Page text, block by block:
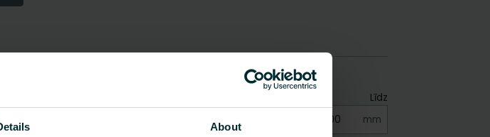
About